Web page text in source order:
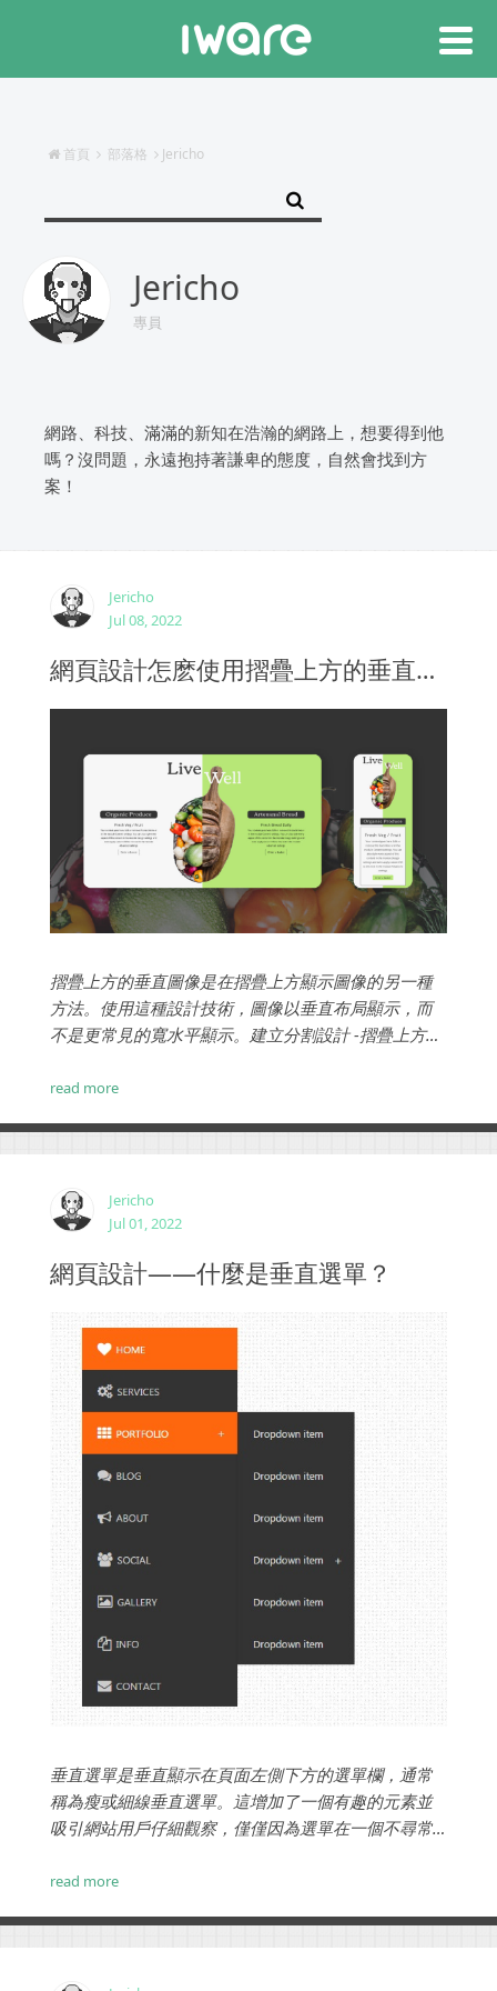
首頁 部落格 Jericho
Jericho
專員
網路、科技、滿滿的新知在浩瀚的網路上，想要得到他
嗎？沒問題，永遠抱持著謙卑的態度，自然會找到方
案！
Jericho
Jul 08, 2022
網頁設計怎麽使用摺疊上方的垂直圖像設計技術
摺疊上方的垂直圖像是在摺疊上方顯示圖像的另一種
方法。使用這種設計技術，圖像以垂直布局顯示，而
不是更常見的寬水平顯示。建立分割設計 -摺疊上方的
設計風格，對於將文檔和圖像內容拆分在螢幕上的各
read more
Jericho
Jul 01, 2022
網頁設計——什麼是垂直選單？
垂直選單是垂直顯示在頁面左側下方的選單欄，通常
稱為瘦或細線垂直選單。這增加了一個有趣的元素並
吸引網站用戶仔細觀察，僅僅因為選單在一個不尋常
直選單的成功產生重要影響。...
read more